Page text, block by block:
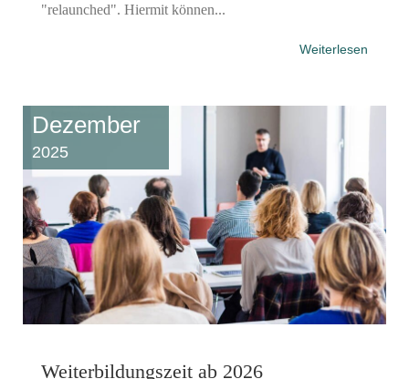
"relaunched". Hiermit können...
Weiterlesen
Dezember
2025
Weiterbildungszeit ab 2026